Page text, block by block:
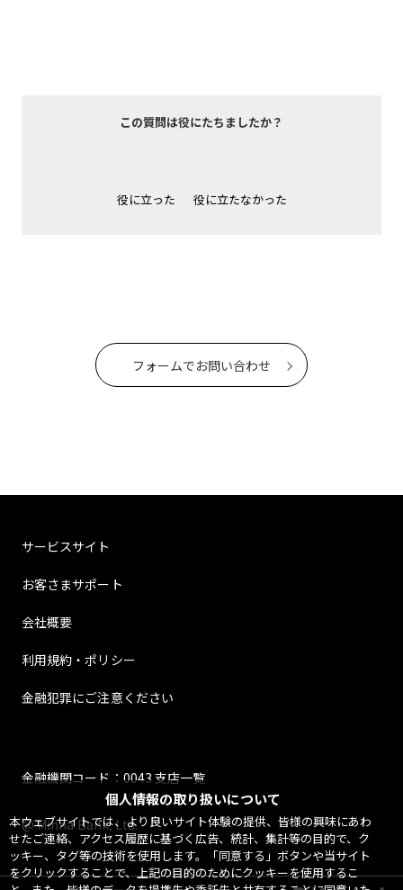
個人情報の取り扱いについて
本ウェブサイトでは、より良いサイト体験の提供、皆様の興味にあわ
せたご連絡、アクセス履歴に基づく広告、統計、集計等の目的で、ク
ッキー、タグ等の技術を使用します。「同意する」ボタンや当サイト
をクリックすることで、上記の目的のためにクッキーを使用するこ
この質問は役にたちましたか？
役に立った 役に立たなかった
フォームでお問い合わせ
サービスサイト
お客さまサポート
会社概要
利用規約・ポリシー
金融犯罪にご注意ください
金融機関コード：0043 支店一覧
@ Minna Bank, Ltd.